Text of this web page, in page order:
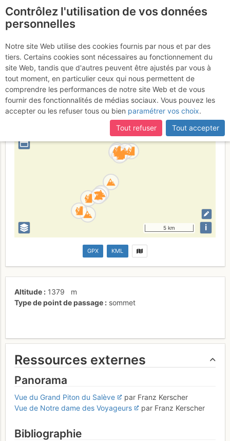
Le Salève
France Haute-Savoie Genevois - Jura S
+
–
5 km i
GPX KML
Altitude 1379
m
Type de point de passage
sommet
Ressources externes
Panorama
Vue du Grand Piton du Salève
par Franz Kerscher
Vue de Notre dame des Voyageurs
par Franz Kerscher
Bibliographie
Contrôlez l'utilisation de vos données
personnelles
Notre site Web utilise des cookies fournis par nous et par des
tiers. Certains cookies sont nécessaires au fonctionnement du
site Web, tandis que d'autres peuvent être ajustés par vous à
tout moment, en particulier ceux qui nous permettent de
comprendre les performances de notre site Web et de vous
fournir des fonctionnalités de médias sociaux. Vous pouvez les
accepter ou les refuser tous ou bien paramétrer vos choix.
Tout refuser
Tout accepter